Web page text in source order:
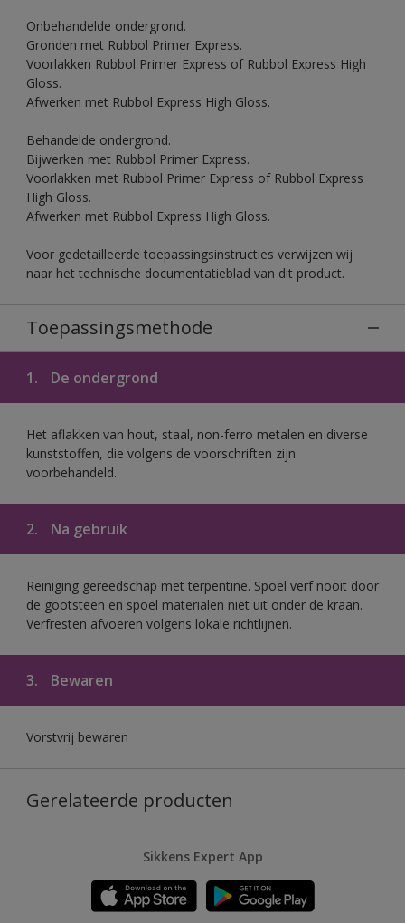
Onbehandelde ondergrond.
Gronden met Rubbol Primer Express.
Voorlakken Rubbol Primer Express of Rubbol Express High
Gloss.
Afwerken met Rubbol Express High Gloss.
Behandelde ondergrond.
Bijwerken met Rubbol Primer Express.
Voorlakken met Rubbol Primer Express of Rubbol Express
High Gloss.
Afwerken met Rubbol Express High Gloss.
Voor gedetailleerde toepassingsinstructies verwijzen wij
naar het technische documentatieblad van dit product.
Toepassingsmethode
1. De ondergrond
Het aflakken van hout, staal, non-ferro metalen en diverse
kunststoffen, die volgens de voorschriften zijn
voorbehandeld.
2. Na gebruik
Reiniging gereedschap met terpentine. Spoel verf nooit door
de gootsteen en spoel materialen niet uit onder de kraan.
Verfresten afvoeren volgens lokale richtlijnen.
3. Bewaren
Vorstvrij bewaren
Gerelateerde producten
Sikkens Expert App